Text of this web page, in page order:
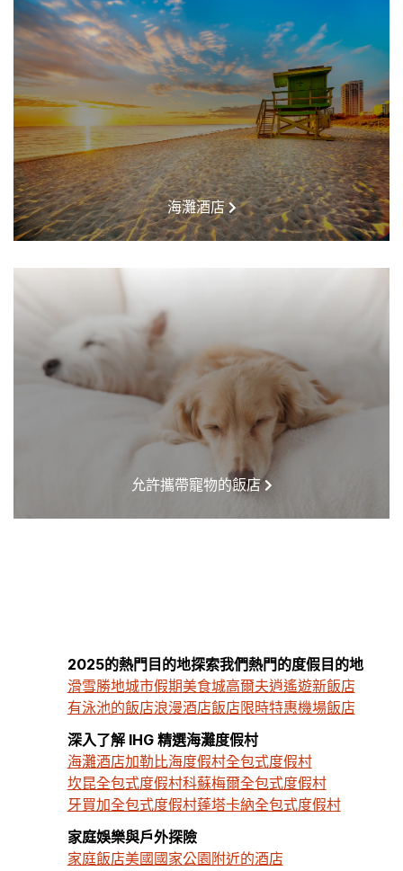
海灘酒店
允許攜帶寵物的飯店
2025的熱門目的地探索我們熱門的度假目的地
滑雪勝地城市假期美食城高爾夫逍遙遊新飯店
有泳池的飯店浪漫酒店飯店限時特惠機場飯店
深入了解 IHG 精選海灘度假村
海灘酒店加勒比海度假村全包式度假村
坎昆全包式度假村科蘇梅爾全包式度假村
牙買加全包式度假村蓬塔卡納全包式度假村
家庭娛樂與戶外探險
家庭飯店美國國家公園附近的酒店